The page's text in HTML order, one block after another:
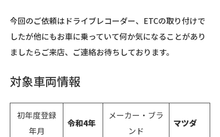
今回のご依頼はドライブレコーダー、ETCの取り付けで
したが他にもお車に乗っていて何か気になることがあり
ましたらご来店、ご連絡お待ちしております。
対象車両情報
初年度登録
年月
令和4年
メーカー・ブラ
ンド
マツダ